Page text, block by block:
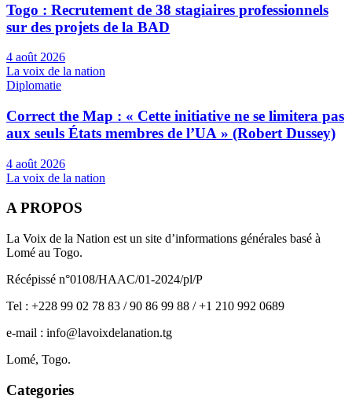
Togo : Recrutement de 38 stagiaires professionnels
sur des projets de la BAD
4 août 2026
La voix de la nation
Diplomatie
Correct the Map : « Cette initiative ne se limitera pas
aux seuls États membres de l’UA » (Robert Dussey)
4 août 2026
La voix de la nation
A PROPOS
La Voix de la Nation est un site d’informations générales basé à
Lomé au Togo.
Récépissé n°0108/HAAC/01-2024/pl/P
Tel : +228 99 02 78 83 / 90 86 99 88 / +1 210 992 0689
e-mail : info@lavoixdelanation.tg
Lomé, Togo.
Categories